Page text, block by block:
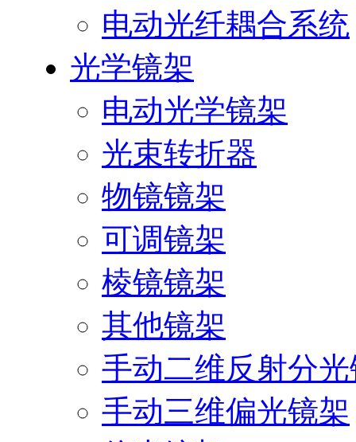
电动光纤耦合系统
光学镜架
电动光学镜架
光束转折器
物镜镜架
可调镜架
棱镜镜架
其他镜架
手动二维反射分
手动三维偏光镜架